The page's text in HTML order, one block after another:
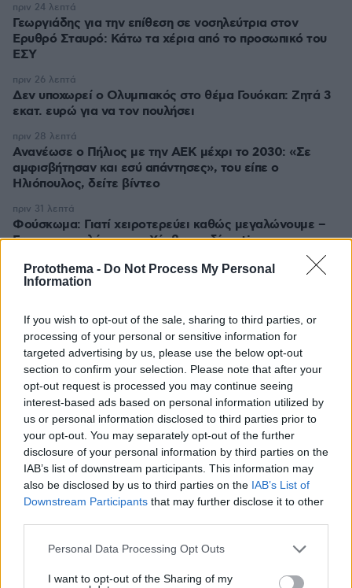
Protothema - Do Not Process My Personal
Information
If you wish to opt-out of the sale, sharing to third parties, or
processing of your personal or sensitive information for
targeted advertising by us, please use the below opt-out
section to confirm your selection. Please note that after your
opt-out request is processed you may continue seeing
interest-based ads based on personal information utilized by
us or personal information disclosed to third parties prior to
your opt-out. You may separately opt-out of the further
disclosure of your personal information by third parties on the
IAB’s list of downstream participants. This information may
also be disclosed by us to third parties on the IAB’s List of
Downstream Participants that may further disclose it to other
Please note that this website/app uses one or more Google
not limited to your visit or usage behaviour. You may click to
Personal Data Processing Opt Outs
I want to opt-out of the Sharing of my
Γεωργιάδης για την επίθεση σε νοσηλεύτρια στον
Ερυθρό Σταυρό: Κάτω τα χέρια από το προσωπικό του
ΕΣΥ
πριν 24 λεπτά
Δεν υποχωρεί ο Ολυμπιακός στο θέμα Γουόκαπ: Ζητά 3
εκατ. ευρώ για να τον πουλήσει
πριν 26 λεπτά
Ανανέωσε ο Πήλιος με την ΑΕΚ μέχρι το 2030: «Σε
αμφισβήτησαν και εσύ απάντησες», του είπε ο
Ηλιόπουλος, δείτε βίντεο
πριν 28 λεπτά
Φούσκωμα: Γιατί χειροτερεύει καθώς μεγαλώνουμε –
Γαστρεντερολόγος του Χάρβαρντ δίνει tips
πριν 31 λεπτά
ΤΑ ΠΙΟ ΔΗΜΟΦΙΛΗ